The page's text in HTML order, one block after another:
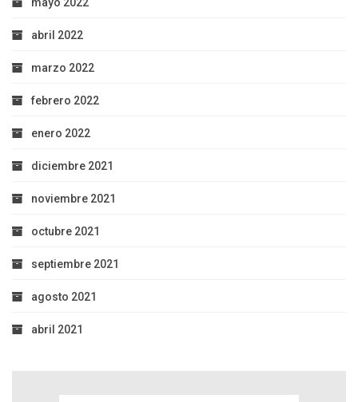
abril 2022
marzo 2022
febrero 2022
enero 2022
diciembre 2021
noviembre 2021
octubre 2021
septiembre 2021
agosto 2021
abril 2021